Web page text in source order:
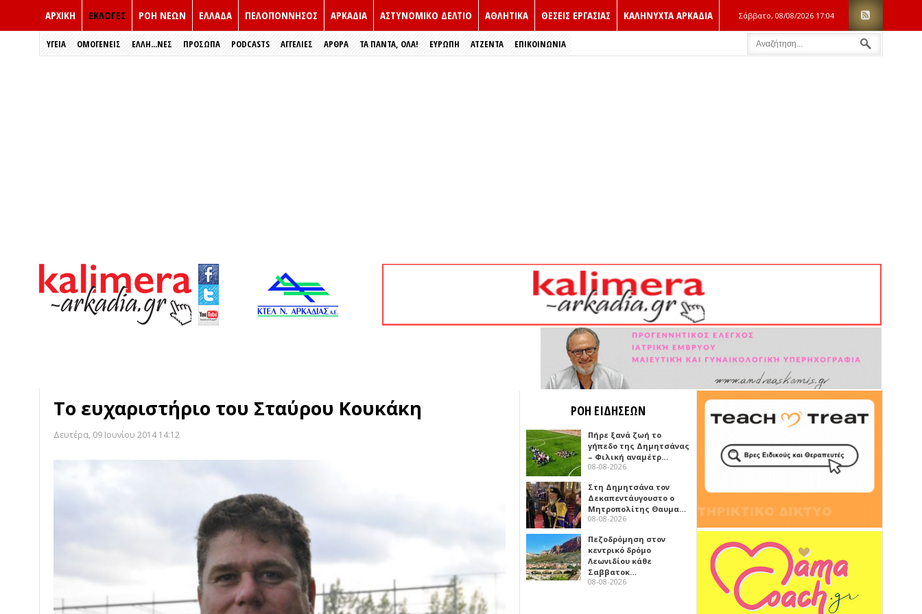
ΑΡΧΙΚΗ ΕΚΛΟΓΈΣ ΡΟΗ ΝΕΩΝ ΕΛΛΑΔΑ ΠΕΛΟΠΟΝΝΗΣΟΣ ΑΡΚΑΔΙΑ ΑΣΤΥΝΟΜΙΚΟ ΔΕΛΤΙΟ ΑΘΛΗΤΙΚΑ ΘΕΣΕΙΣ ΕΡΓΑΣΙΑΣ ΚΑΛΗΝΥΧΤΑ ΑΡΚΑΔΙΑ Σάββατο, 08/08/2026 17:04
ΥΓΕΙΑ ΟΜΟΓΕΝΕΙΣ ΈΛΛΗ...ΝΕΣ ΠΡΌΣΩΠΑ PODCASTS ΑΓΓΕΛΙΕΣ ΑΡΘΡΑ ΤΑ ΠΑΝΤΑ, ΟΛΑ! ΕΥΡΏΠΗ ΑΤΖΕΝΤΑ ΕΠΙΚΟΙΝΩΝΙΑ
Το ευχαριστήριο του Σταύρου Κουκάκη
Δευτέρα, 09 Ιουνίου 2014 14:12
ΡΟΗ ΕΙΔΗΣΕΩΝ
Πήρε ξανά ζωή το
γήπεδο της Δημητσάνας
– Φιλική αναμέτρ…
08-08-2026
Στη Δημητσάνα τον
Δεκαπεντάυγουστο ο
Μητροπολίτης Θαυμα…
08-08-2026
Πεζοδρόμηση στον
κεντρικό δρόμο
Λεωνιδίου κάθε
Σαββατοκ…
08-08-2026